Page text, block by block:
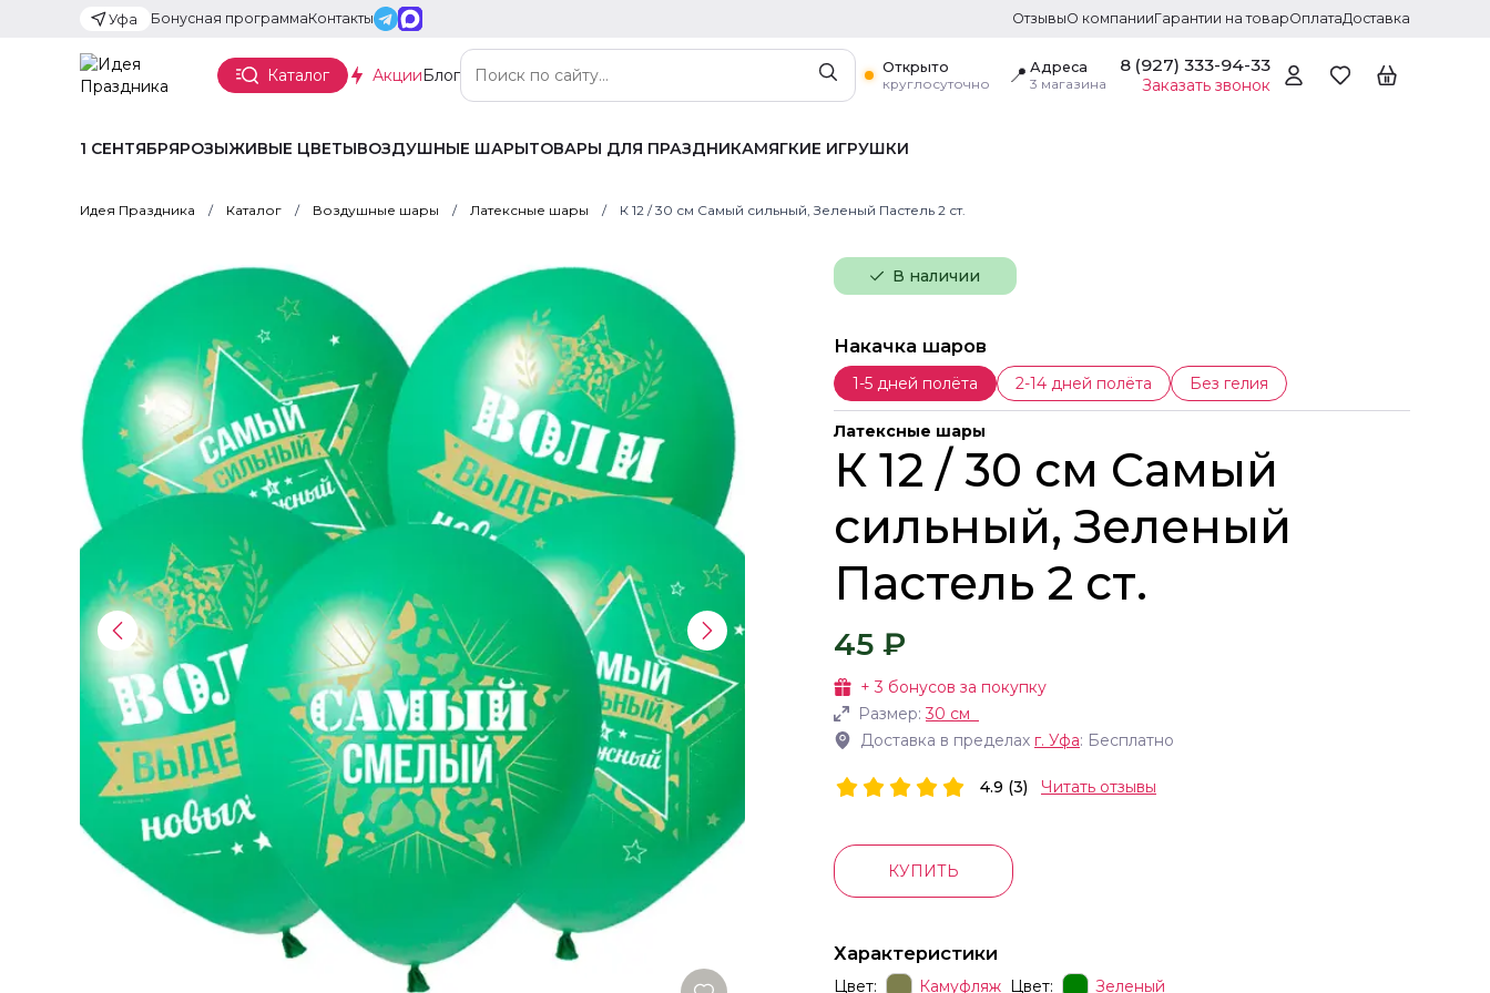
Уфа Бонусная программаКонтакты ОтзывыО компанииГарантии на товарОплатаДоставка
Каталог АкцииБлог
Открыто
круглосуточно
📍 Адреса
3 магазина
8 (927) 333-94-33
Заказать звонок
1 СЕНТЯБРЯРОЗЫЖИВЫЕ ЦВЕТЫВОЗДУШНЫЕ ШАРЫТОВАРЫ ДЛЯ ПРАЗДНИКАМЯГКИЕ ИГРУШКИ
Идея Праздника Каталог Воздушные шары Латексные шары К 12 / 30 см Самый сильный, Зеленый Пастель 2 ст.
В наличии
Накачка шаров
1-5 дней полёта 2-14 дней полёта Без гелия
Латексные шары
К 12 / 30 см Самый
сильный, Зеленый
Пастель 2 ст.
45 ₽
+3 бонусов за покупку
Размер:30 см
Доставка в пределах г. Уфа: Бесплатно
4.9 (3) Читать отзывы
КУПИТЬ
Характеристики
Цвет: Камуфляж Цвет: Зеленый